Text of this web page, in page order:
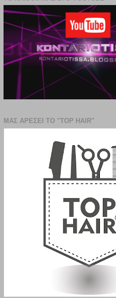
ΜΑΣ ΑΡΕΣΕΙ ΤΟ "TOP HAIR"